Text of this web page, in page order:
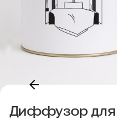
Диффузор для